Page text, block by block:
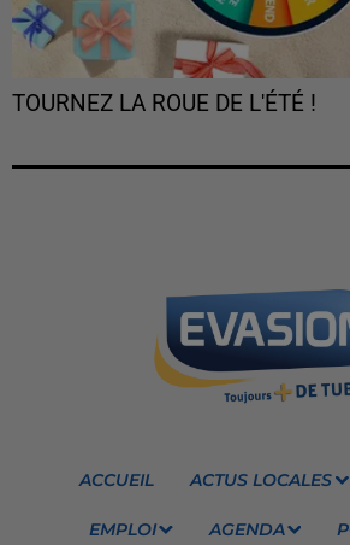
TOURNEZ LA ROUE DE L'ÉTÉ !
ACCUEIL ACTUS LOCALES
EMPLOI AGENDA